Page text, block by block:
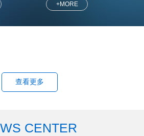
+MORE
查看更多
CENTER